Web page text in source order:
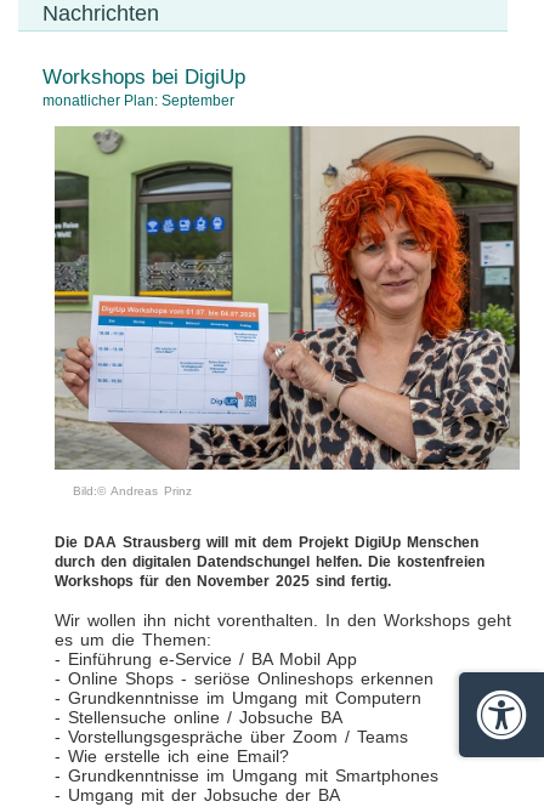
Nachrichten
Workshops bei DigiUp
monatlicher Plan: September
Bild:© Andreas Prinz
Die DAA Strausberg will mit dem Projekt DigiUp Menschen
durch den digitalen Datendschungel helfen. Die kostenfreien
Workshops für den November 2025 sind fertig.
Wir wollen ihn nicht vorenthalten. In den Workshops geht
es um die Themen:
- Einführung e-Service / BA Mobil App
- Online Shops - seriöse Onlineshops erkennen
- Grundkenntnisse im Umgang mit Computern
- Stellensuche online / Jobsuche BA
- Vorstellungsgespräche über Zoom / Teams
- Wie erstelle ich eine Email?
- Grundkenntnisse im Umgang mit Smartphones
- Umgang mit der Jobsuche der BA